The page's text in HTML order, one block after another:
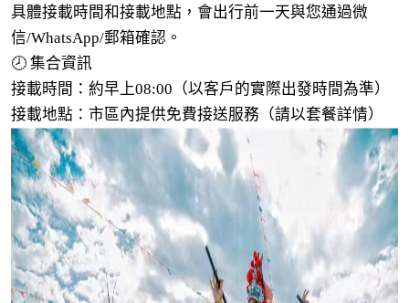
具體接載時間和接載地點，會出行前一天與您通過微
信/WhatsApp/郵箱確認。
🕗 集合資訊
接載時間：約早上08:00（以客戶的實際出發時間為準）
接載地點：市區內提供免費接送服務（請以套餐詳情）